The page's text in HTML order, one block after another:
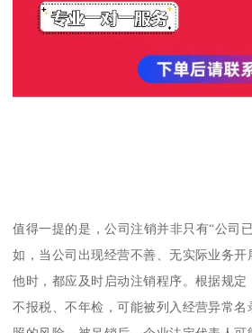
值得一提的是，公司注销并非只有“公司
如，当公司出现经营不善、无实际业务开
他时，都应及时启动注销程序。根据规定
不报税、不年检，可能被列入经营异常名